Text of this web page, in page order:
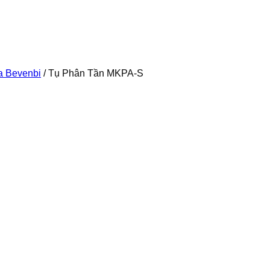
Bevenbi /Tụ Phân Tần MKPA-S